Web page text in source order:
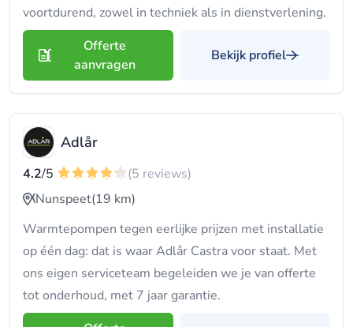
voortdurend, zowel in techniek als in dienstverlening.
Offerte
aanvragen
Bekijk profiel
Adlår
4.2/5
(5 reviews)
Nunspeet(19 km)
Warmtepompen tegen eerlijke prijzen met installatie
op één dag: dat is waar Adlår Castra voor staat. Met
ons eigen serviceteam begeleiden we je van offerte
tot onderhoud, met 7 jaar garantie.